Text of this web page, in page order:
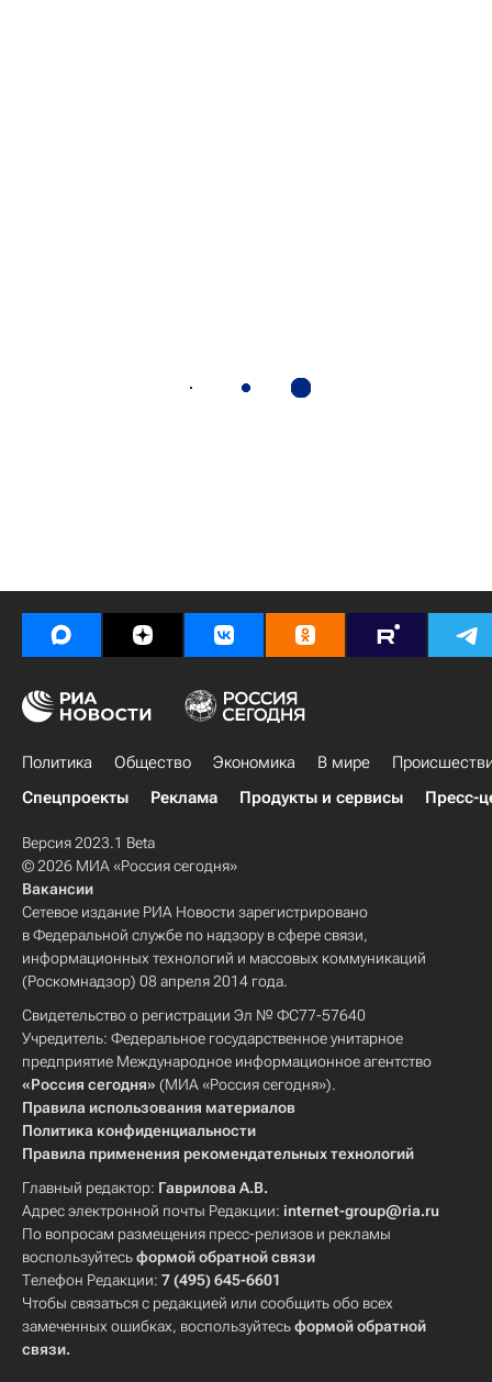
Политика Общество Экономика В мире
Спецпроекты
Реклама Продукты и сервисы Пресс-
Версия 2023.1 Beta
© 2026 МИА «Россия сегодня»
Вакансии
Сетевое издание РИА Новости зарегистрировано
в Федеральной службе по надзору в сфере связи,
информационных технологий и массовых коммуникаций
(Роскомнадзор) 08 апреля 2014 года.
Свидетельство о регистрации Эл № ФС77-57640
Учредитель: Федеральное государственное унитарное
предприятие Международное информационное агентство
«Россия сегодня» (МИА «Россия сегодня»).
Правила использования материалов
Политика конфиденциальности
Правила применения рекомендательных технологий
Главный редактор: Гаврилова А.В.
Адрес электронной почты Редакции: internet-group@ria.ru
По вопросам размещения пресс-релизов и рекламы
воспользуйтесьформой обратной связи
Телефон Редакции: 7 (495) 645-6601
Чтобы связаться с редакцией или сообщить обо всех
замеченных ошибках, воспользуйтесьформой обратной
связи.